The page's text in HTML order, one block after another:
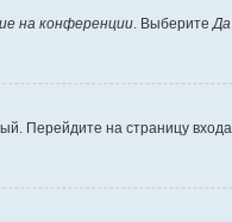
на конференции . Выберите Да
Перейдите на страницу